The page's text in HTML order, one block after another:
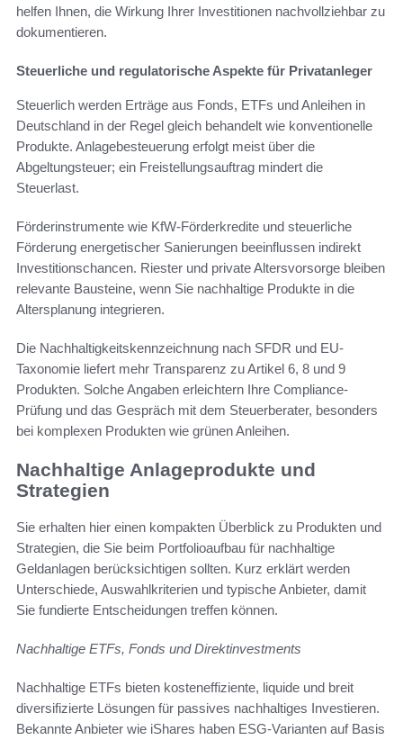
helfen Ihnen, die Wirkung Ihrer Investitionen nachvollziehbar zu
dokumentieren.
Steuerliche und regulatorische Aspekte für Privatanleger
Steuerlich werden Erträge aus Fonds, ETFs und Anleihen in
Deutschland in der Regel gleich behandelt wie konventionelle
Produkte. Anlagebesteuerung erfolgt meist über die
Abgeltungsteuer; ein Freistellungsauftrag mindert die
Steuerlast.
Förderinstrumente wie KfW-Förderkredite und steuerliche
Förderung energetischer Sanierungen beeinflussen indirekt
Investitionschancen. Riester und private Altersvorsorge bleiben
relevante Bausteine, wenn Sie nachhaltige Produkte in die
Altersplanung integrieren.
Die Nachhaltigkeitskennzeichnung nach SFDR und EU-
Taxonomie liefert mehr Transparenz zu Artikel 6, 8 und 9
Produkten. Solche Angaben erleichtern Ihre Compliance-
Prüfung und das Gespräch mit dem Steuerberater, besonders
bei komplexen Produkten wie grünen Anleihen.
Nachhaltige Anlageprodukte und
Strategien
Sie erhalten hier einen kompakten Überblick zu Produkten und
Strategien, die Sie beim Portfolioaufbau für nachhaltige
Geldanlagen berücksichtigen sollten. Kurz erklärt werden
Unterschiede, Auswahlkriterien und typische Anbieter, damit
Sie fundierte Entscheidungen treffen können.
Nachhaltige ETFs, Fonds und Direktinvestments
Nachhaltige ETFs bieten kosteneffiziente, liquide und breit
diversifizierte Lösungen für passives nachhaltiges Investieren.
Bekannte Anbieter wie iShares haben ESG-Varianten auf Basis